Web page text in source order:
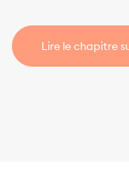
Lire le chapitre